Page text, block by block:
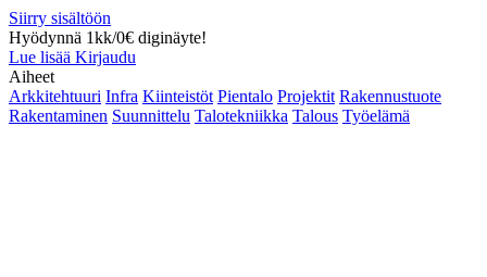
Siirry sisältöön
Hyödynnä 1kk/0€ diginäyte!
Lue lisää Kirjaudu
Aiheet
Arkkitehtuuri Infra Kiinteistöt Pientalo Projektit Rakennustuote
Rakentaminen Suunnittelu Talotekniikka Talous Työelämä